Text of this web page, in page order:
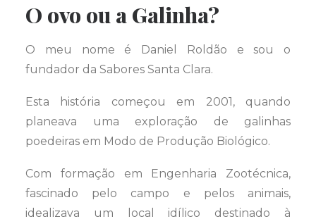
O ovo ou a Galinha?
O meu nome é Daniel Roldão e sou o
fundador da Sabores Santa Clara.
Esta história começou em 2001, quando
planeava uma exploração de galinhas
poedeiras em Modo de Produção Biológico.
Com formação em Engenharia Zootécnica,
fascinado pelo campo e pelos animais,
idealizava um local idílico destinado à